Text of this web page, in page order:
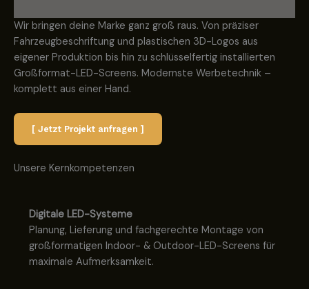
Wir bringen deine Marke ganz groß raus. Von präziser
Fahrzeugbeschriftung und plastischen 3D-Logos aus
eigener Produktion bis hin zu schlüsselfertig installierten
Großformat-LED-Screens. Modernste Werbetechnik –
komplett aus einer Hand.
[ Jetzt Projekt anfragen ]
Unsere Kernkompetenzen
Digitale LED-Systeme
Planung, Lieferung und fachgerechte Montage von
großformatigen Indoor- & Outdoor-LED-Screens für
maximale Aufmerksamkeit.